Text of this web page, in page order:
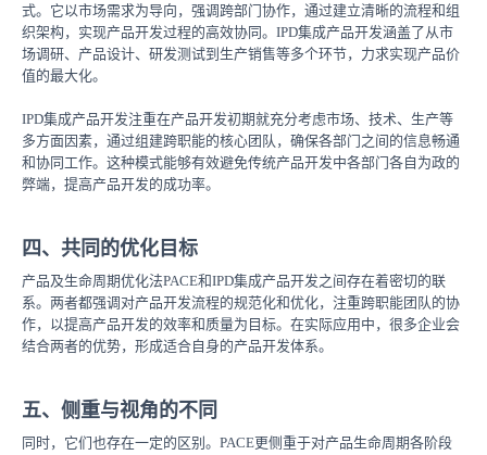
式。它以市场需求为导向，强调跨部门协作，通过建立清晰的流程和组
织架构，实现产品开发过程的高效协同。IPD集成产品开发涵盖了从市
场调研、产品设计、研发测试到生产销售等多个环节，力求实现产品价
值的最大化。
IPD集成产品开发注重在产品开发初期就充分考虑市场、技术、生产等
多方面因素，通过组建跨职能的核心团队，确保各部门之间的信息畅通
和协同工作。这种模式能够有效避免传统产品开发中各部门各自为政的
弊端，提高产品开发的成功率。
四、共同的优化目标
产品及生命周期优化法PACE和IPD集成产品开发之间存在着密切的联
系。两者都强调对产品开发流程的规范化和优化，注重跨职能团队的协
作，以提高产品开发的效率和质量为目标。在实际应用中，很多企业会
结合两者的优势，形成适合自身的产品开发体系。
五、侧重与视角的不同
同时，它们也存在一定的区别。PACE更侧重于对产品生命周期各阶段